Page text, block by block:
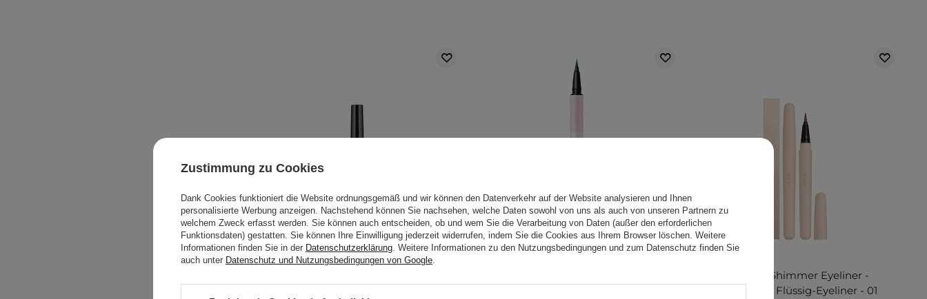
LOVRO - Shimmer Eyeliner -
Glänzender Flüssig-Eyeliner - 01
Zustimmung zu Cookies
Dank Cookies funktioniert die Website ordnungsgemäß und wir können den Datenverkehr auf der Website analysieren und Ihnen
personalisierte Werbung anzeigen. Nachstehend können Sie nachsehen, welche Daten sowohl von uns als auch von unseren Partnern zu
welchem Zweck erfasst werden. Sie können auch entscheiden, ob und wem Sie die Verarbeitung von Daten (außer den erforderlichen
Funktionsdaten) gestatten. Sie können Ihre Einwilligung jederzeit widerrufen, indem Sie die Cookies aus Ihrem Browser löschen. Weitere
Informationen finden Sie in der Datenschutzerklärung. Weitere Informationen zu den Nutzungsbedingungen und zum Datenschutz finden Sie
auch unter Datenschutz und Nutzungsbedingungen von Google.